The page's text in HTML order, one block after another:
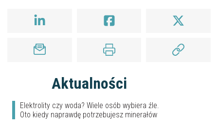
Aktualności
Elektrolity czy woda? Wiele osób wybiera źle.
Oto kiedy naprawdę potrzebujesz minerałów